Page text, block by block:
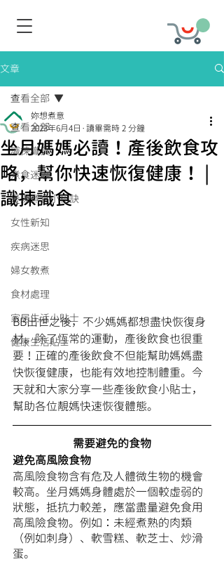
文章
查看全部
識揀識食
煮食迷思
煲湯煮食小秘訣
女性新知
疾病迷思
婦女教煮
食材處理
家居生活小貼士
健康生活貼士
查看全部
坐月媽媽必讀！產後飲食攻
略，幫你快速恢復健康！ |
識揀識食
妳想煮意
2023年6月4日 讀畢需時 2 分鐘
BB出世之後，不少媽媽都想盡快恢復身
材。除了恆常的運動，產後飲食也很重
要！正確的產後飲食不但能幫助媽媽盡
快恢復健康，也能有效地控制體重。今
天就和大家分享一些產後飲食小貼士，
幫助各位靚媽快速恢復體態。
需要避免的食物
避免高風險食物
高風險食物含有危及人體微生物的機會
較高。坐月媽媽身體處於一個較虛弱的
狀態，抵抗力較差，應當盡量避免食用
高風險食物。例如：未經煮熟的肉類
（例如刺身）、軟雪糕、軟芝士、炒滑
蛋。